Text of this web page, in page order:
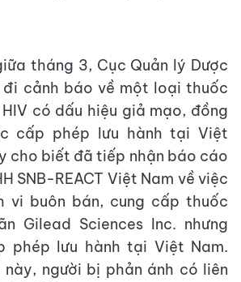
tháng 3, Cục Quản lý Dược
cảnh báo về một loại thuốc
có dấu hiệu giả mạo, đồng
cấp phép lưu hành tại Việt
cho biết đã tiếp nhận báo cáo
SNB-REACT Việt Nam về việc
vi buôn bán, cung cấp thuốc
Gilead Sciences Inc. nhưng
phép lưu hành tại Việt Nam.
người bị phản ánh có liên